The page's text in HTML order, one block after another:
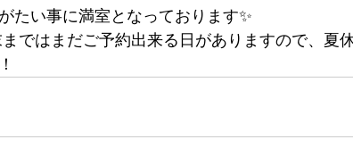
たい事に満室となっております✨